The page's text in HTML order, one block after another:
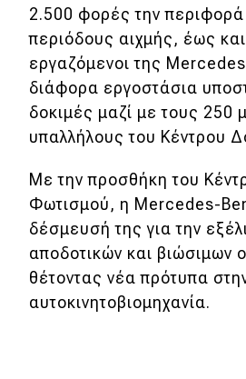
2.500 φορές την περιφορά
περιόδους αιχμής, έως
εργαζόμενοι της
διάφορα εργοστάσια
δοκιμές μαζί με τους 250
υπαλλήλους του Κέντρου
Με την προσθήκη του
Φωτισμού, η Mercedes-
δέσμευσή της για την
αποδοτικών και βιώσιμων
θέτοντας νέα πρότυπα
αυτοκινητοβιομηχανία.